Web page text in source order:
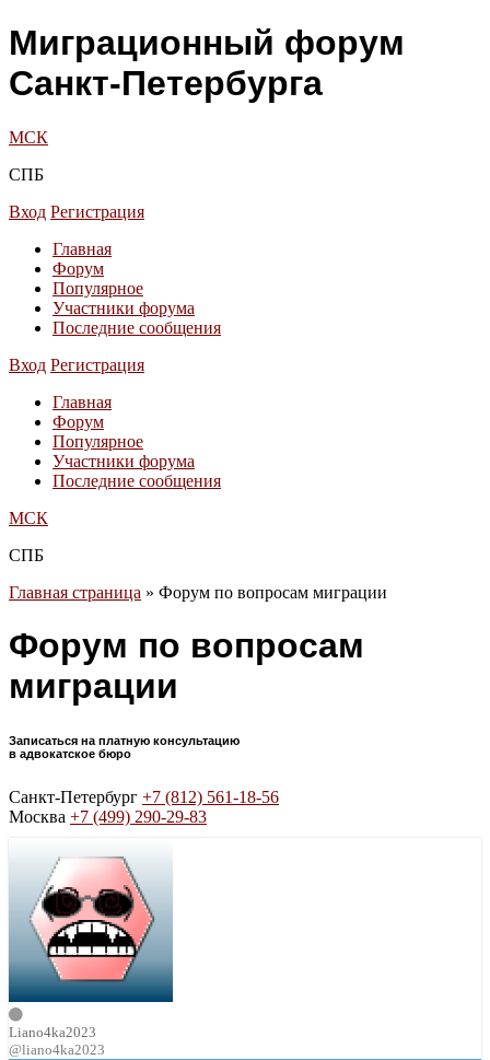
Миграционный форум
Санкт-Петербурга
МСК
СПБ
Вход Регистрация
Главная
Форум
Популярное
Участники форума
Последние сообщения
Вход Регистрация
Главная
Форум
Популярное
Участники форума
Последние сообщения
МСК
СПБ
Главная страница » Форум по вопросам миграции
Форум по вопросам
миграции
Записаться на платную консультацию
в адвокатское бюро
Санкт-Петербург +7 (812) 561-18-56
Москва +7 (499) 290-29-83
Liano4ka2023
@liano4ka2023